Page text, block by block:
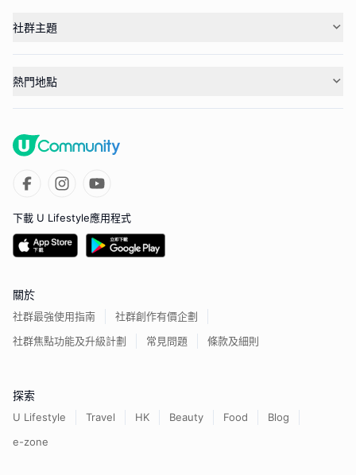
社群主題
熱門地點
下載 U Lifestyle應用程式
關於
社群最強使用指南
社群創作有價企劃
社群焦點功能及升級計劃
常見問題 條款及細則
探索
U Lifestyle Travel HK Beauty Food
Blog
e-zone